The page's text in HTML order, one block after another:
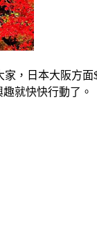
，日本大阪方面
就快快行動了。